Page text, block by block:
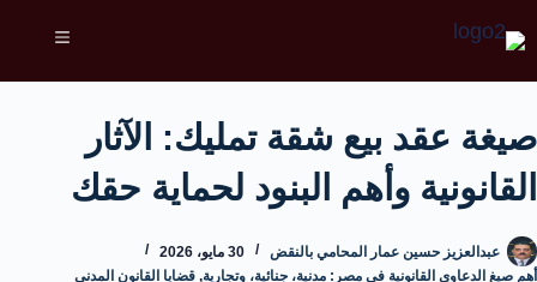
صيغة عقد بيع شقة تمليك: الآثار
القانونية وأهم البنود لحماية حقك
عبدالعزيز حسين عمار المحامي بالنقض
30 مايو، 2026
أهم صيغ الدعاوى القانونية في مصر: مدنية، جنائية، وتجارية, قضايا القانون المدني